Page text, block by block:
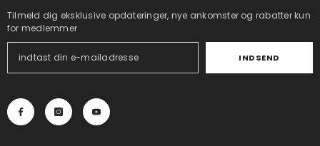
Tilmeld dig eksklusive opdateringer, nye ankomster og rabatter kun
for medlemmer
INDSEND